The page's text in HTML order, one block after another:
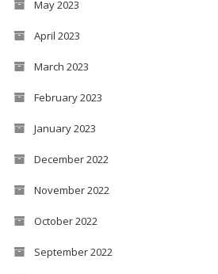
May 2023
April 2023
March 2023
February 2023
January 2023
December 2022
November 2022
October 2022
September 2022